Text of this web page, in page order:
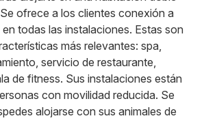
ofrece a los clientes conexión a
todas las instalaciones. Estas son
más relevantes: spa,
servicio de restaurante,
de fitness. Sus instalaciones están
con movilidad reducida. Se
alojarse con sus animales de